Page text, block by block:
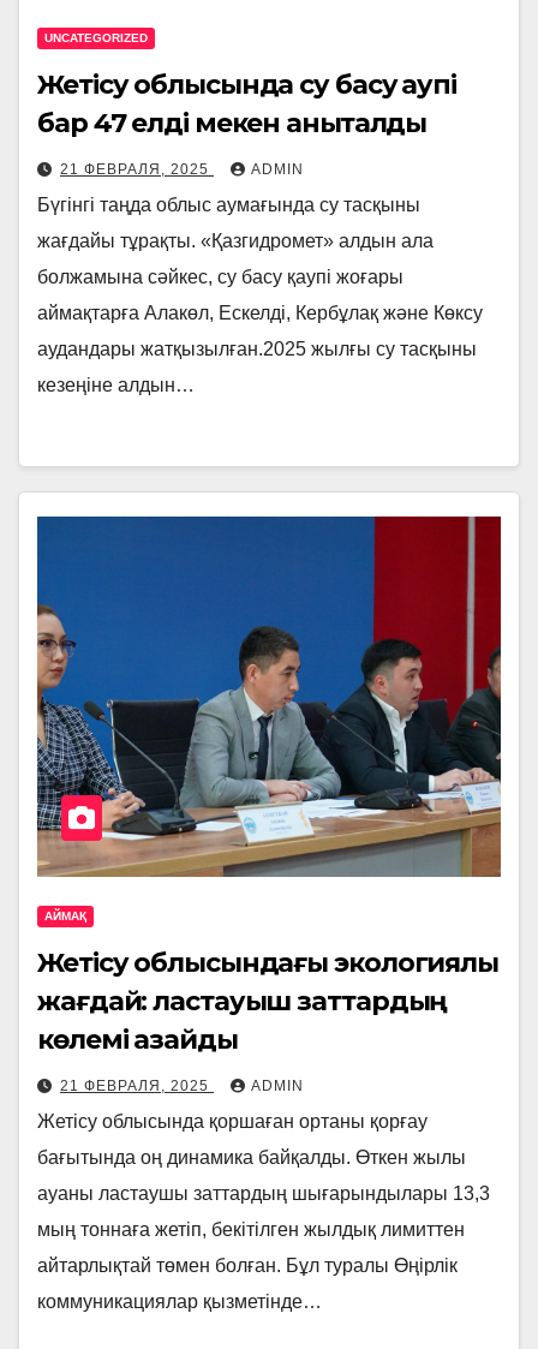
UNCATEGORIZED
Жетісу облысында су басу қаупі
бар 47 елді мекен анықталды
21 ФЕВРАЛЯ, 2025 ADMIN
Бүгінгі таңда облыс аумағында су тасқыны
жағдайы тұрақты. «Қазгидромет» алдын ала
болжамына сәйкес, су басу қаупі жоғары
аймақтарға Алакөл, Ескелді, Кербұлақ және Көксу
аудандары жатқызылған.2025 жылғы су тасқыны
кезеңіне алдын…
АЙМАҚ
Жетісу облысындағы экологиялық
жағдай: ластауыш заттардың
көлемі азайды
21 ФЕВРАЛЯ, 2025 ADMIN
Жетісу облысында қоршаған ортаны қорғау
бағытында оң динамика байқалды. Өткен жылы
ауаны ластаушы заттардың шығарындылары 13,3
мың тоннаға жетіп, бекітілген жылдық лимиттен
айтарлықтай төмен болған. Бұл туралы Өңірлік
коммуникациялар қызметінде…